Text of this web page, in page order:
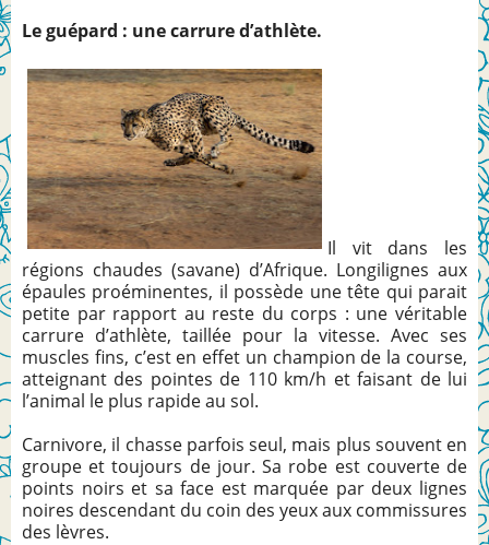
Le guépard : une carrure d’athlète.
Il vit dans les
régions chaudes (savane) d’Afrique. Longilignes aux
épaules proéminentes, il possède une tête qui parait
petite par rapport au reste du corps : une véritable
carrure d’athlète, taillée pour la vitesse. Avec ses
muscles fins, c’est en effet un champion de la course,
atteignant des pointes de 110 km/h et faisant de lui
l’animal le plus rapide au sol.
Carnivore, il chasse parfois seul, mais plus souvent en
groupe et toujours de jour. Sa robe est couverte de
points noirs et sa face est marquée par deux lignes
noires descendant du coin des yeux aux commissures
des lèvres.